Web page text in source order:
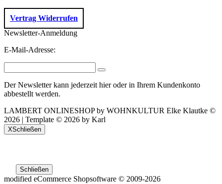
Vertrag Widerrufen
Newsletter-Anmeldung
E-Mail-Adresse:
Der Newsletter kann jederzeit hier oder in Ihrem Kundenkonto
abbestellt werden.
LAMBERT ONLINESHOP by WOHNKULTUR Elke Klautke ©
2026 | Template © 2026 by Karl
XSchließen
Schließen
modified eCommerce Shopsoftware © 2009-2026